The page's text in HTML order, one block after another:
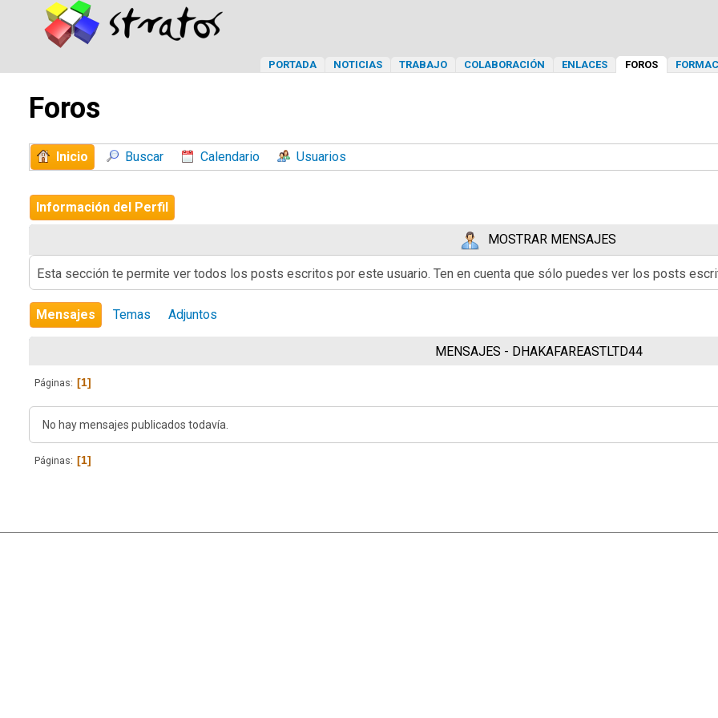
PORTADA NOTICIAS TRABAJO COLABORACIÓN ENLACES FOROS
Foros
Inicio Buscar Calendario Usuarios
Información del Perfil
MOSTRAR MENSAJES
Esta sección te permite ver todos los posts escritos por este usuario. Ten en cuenta que sólo puedes ver los posts
Mensajes Temas Adjuntos
MENSAJES - DHAKAFAREASTLTD44
Páginas 1
No hay mensajes publicados todavía.
Páginas 1